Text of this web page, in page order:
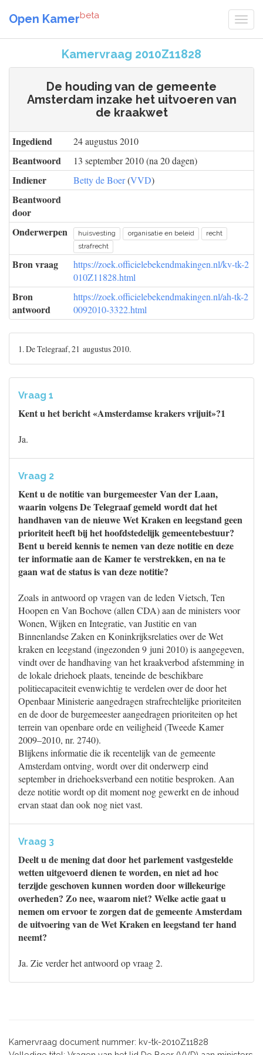
Open Kamerbeta
Kamervraag 2010Z11828
De houding van de gemeente
Amsterdam inzake het uitvoeren van
de kraakwet
Ingediend 24 augustus 2010
Beantwoord 13 september 2010 (na 20 dagen)
Indiener Betty de Boer(VVD)
Beantwoord
door
Onderwerpen
huisvesting organisatie en beleid
recht
strafrecht
Bron vraag
https://zoek.officielebekendmakingen.nl/kv-tk-2
010Z11828.html
Bron
antwoord
https://zoek.officielebekendmakingen.nl/ah-tk-2
0092010-3322.html
1. De Telegraaf, 21 augustus 2010.
Vraag 1
Kent u het bericht «Amsterdamse krakers vrijuit»?1
Ja.
Vraag 2
Kent u de notitie van burgemeester Van der Laan,
waarin volgens De Telegraaf gemeld wordt dat het
handhaven van de nieuwe Wet Kraken en leegstand geen
prioriteit heeft bij het hoofdstedelijk gemeentebestuur?
Bent u bereid kennis te nemen van deze notitie en deze
ter informatie aan de Kamer te verstrekken, en na te
gaan wat de status is van deze notitie?
Zoals in antwoord op vragen van de leden Vietsch, Ten
Hoopen en Van Bochove (allen CDA) aan de ministers voor
Wonen, Wijken en Integratie, van Justitie en van
Binnenlandse Zaken en Koninkrijksrelaties over de Wet
kraken en leegstand (ingezonden 9 juni 2010) is aangegeven,
vindt over de handhaving van het kraakverbod afstemming in
de lokale driehoek plaats, teneinde de beschikbare
politiecapaciteit evenwichtig te verdelen over de door het
Openbaar Ministerie aangedragen strafrechtelijke prioriteiten
en de door de burgemeester aangedragen prioriteiten op het
terrein van openbare orde en veiligheid (Tweede Kamer
2009–2010, nr. 2740).
Blijkens informatie die ik recentelijk van de gemeente
Amsterdam ontving, wordt over dit onderwerp eind
september in driehoeksverband een notitie besproken. Aan
deze notitie wordt op dit moment nog gewerkt en de inhoud
ervan staat dan ook nog niet vast.
Vraag 3
Deelt u de mening dat door het parlement vastgestelde
wetten uitgevoerd dienen te worden, en niet ad hoc
terzijde geschoven kunnen worden door willekeurige
overheden? Zo nee, waarom niet? Welke actie gaat u
nemen om ervoor te zorgen dat de gemeente Amsterdam
de uitvoering van de Wet Kraken en leegstand ter hand
neemt?
Ja. Zie verder het antwoord op vraag 2.
Kamervraag document nummer: kv-tk-2010Z11828